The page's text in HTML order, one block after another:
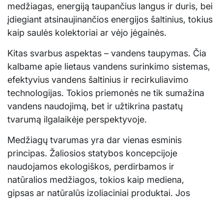
medžiagas, energiją taupančius langus ir duris, bei
įdiegiant atsinaujinančios energijos šaltinius, tokius
kaip saulės kolektoriai ar vėjo jėgainės.
Kitas svarbus aspektas – vandens taupymas. Čia
kalbame apie lietaus vandens surinkimo sistemas,
efektyvius vandens šaltinius ir recirkuliavimo
technologijas. Tokios priemonės ne tik sumažina
vandens naudojimą, bet ir užtikrina pastatų
tvarumą ilgalaikėje perspektyvoje.
Medžiagų tvarumas yra dar vienas esminis
principas. Žaliosios statybos koncepcijoje
naudojamos ekologiškos, perdirbamos ir
natūralios medžiagos, tokios kaip mediena,
gipsas ar natūralūs izoliaciniai produktai. Jos